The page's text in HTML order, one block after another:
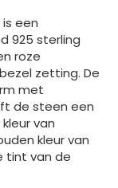
een
925 sterling
roze
zetting. De
met
de steen een
van
kleur van
tint van de